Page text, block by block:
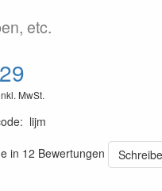
etc.
MwSt.
: lijm
in 12 Bewertungen